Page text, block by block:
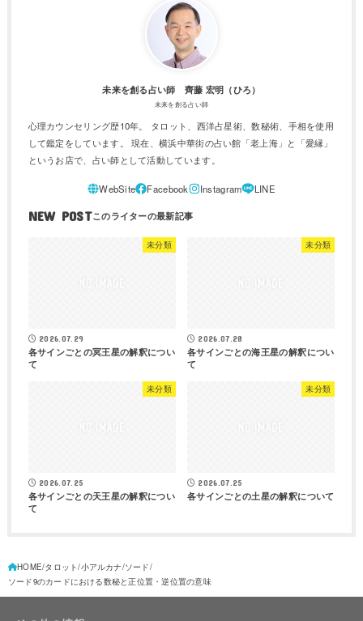
未来を創る占い師 齊藤 宏明（ひろ）
未来を創る占い師
心理カウンセリング歴10年。 タロット、西洋占星術、数秘術、手相を使用
して鑑定をしています。 現在、横浜中華街の占い館「老上海」と「愛縁」
というお店で、占い師として活動しています。
NEW POST
未分類
2026.07.29
各サインごとの冥王星の解釈につい
て
未分類
2026.07.28
各サインごとの海王星の解釈につい
て
未分類
2026.07.25
各サインごとの天王星の解釈につい
て
未分類
2026.07.25
各サインごとの土星の解釈について
HOME タロット 小アルカナ ソード
ソード9のカードにおける数秘と正位置・逆位置の意味